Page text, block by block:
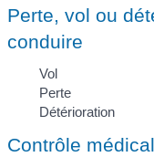
Perte, vol ou
conduire
Vol
Perte
Détérioration
Contrôle médical